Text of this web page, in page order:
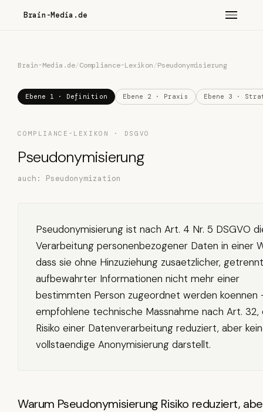
Brain-Media.de
Brain-Media.de/Compliance-Lexikon/Pseudonymisierung
Ebene 1 · Definition Ebene 2 · Praxis Ebene 3 ·
COMPLIANCE-LEXIKON · DSGVO
Pseudonymisierung
auch: Pseudonymization
Pseudonymisierung ist nach Art. 4 Nr. 5 DSGVO
Verarbeitung personenbezogener Daten in einer
dass sie ohne Hinzuziehung zusaetzlicher, getrennt
aufbewahrter Informationen nicht mehr einer
bestimmten Person zugeordnet werden koennen
empfohlene technische Massnahme nach Art. 32,
Risiko einer Datenverarbeitung reduziert, aber
vollstaendige Anonymisierung darstellt.
Warum Pseudonymisierung Risiko reduziert,